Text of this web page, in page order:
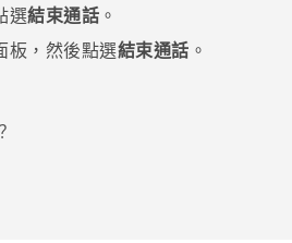
選結束通話 。
板，然後點選結束通話 。